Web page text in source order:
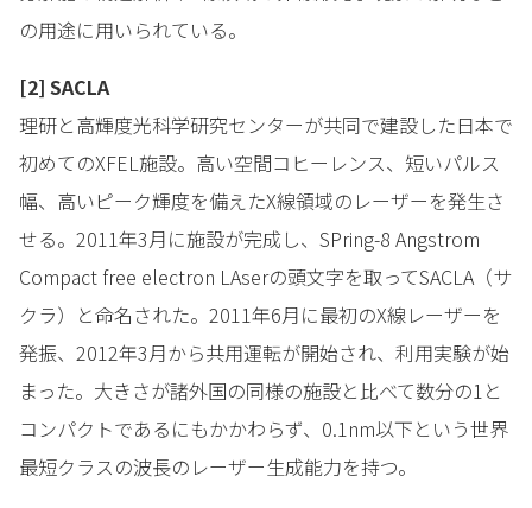
の用途に用いられている。
[2] SACLA
理研と高輝度光科学研究センターが共同で建設した日本で
初めてのXFEL施設。高い空間コヒーレンス、短いパルス
幅、高いピーク輝度を備えたX線領域のレーザーを発生さ
せる。2011年3月に施設が完成し、SPring-8 Angstrom
Compact free electron LAserの頭文字を取ってSACLA（サ
クラ）と命名された。2011年6月に最初のX線レーザーを
発振、2012年3月から共用運転が開始され、利用実験が始
まった。大きさが諸外国の同様の施設と比べて数分の1と
コンパクトであるにもかかわらず、0.1nm以下という世界
最短クラスの波長のレーザー生成能力を持つ。